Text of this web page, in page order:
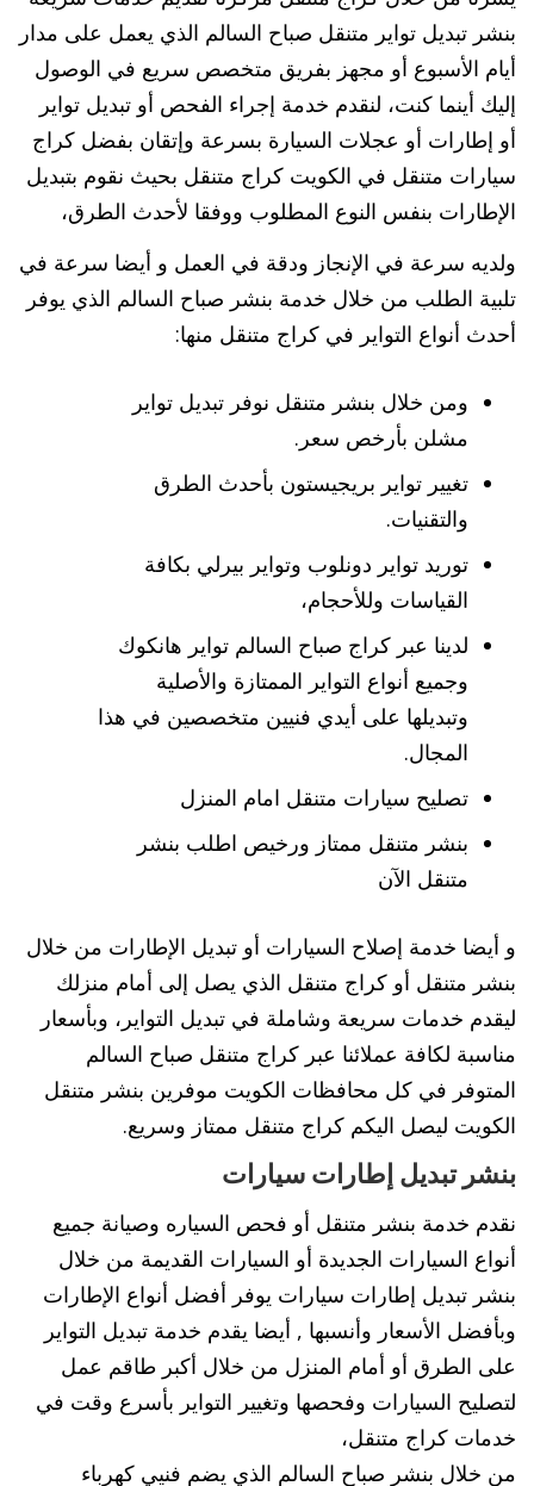
بنشر تبديل تواير متنقل صباح السالم الذي يعمل على مدار
أيام الأسبوع أو مجهز بفريق متخصص سريع في الوصول
إليك أينما كنت، لنقدم خدمة إجراء الفحص أو تبديل تواير
أو إطارات أو عجلات السيارة بسرعة وإتقان بفضل كراج
سيارات متنقل في الكويت كراج متنقل بحيث نقوم بتبديل
الإطارات بنفس النوع المطلوب ووفقا لأحدث الطرق،
ولديه سرعة في الإنجاز ودقة في العمل و أيضا سرعة في
تلبية الطلب من خلال خدمة بنشر صباح السالم الذي يوفر
أحدث أنواع التواير في كراج متنقل منها:
ومن خلال بنشر متنقل نوفر تبديل تواير
مشلن بأرخص سعر.
تغيير تواير بريجيستون بأحدث الطرق
والتقنيات.
توريد تواير دونلوب وتواير بيرلي بكافة
القياسات وللأحجام،
لدينا عبر كراج صباح السالم تواير هانكوك
وجميع أنواع التواير الممتازة والأصلية
وتبديلها على أيدي فنيين متخصصين في هذا
المجال.
تصليح سيارات متنقل امام المنزل
بنشر متنقل ممتاز ورخيص اطلب بنشر
متنقل الآن
و أيضا خدمة إصلاح السيارات أو تبديل الإطارات من خلال
بنشر متنقل أو كراج متنقل الذي يصل إلى أمام منزلك
ليقدم خدمات سريعة وشاملة في تبديل التواير، وبأسعار
مناسبة لكافة عملائنا عبر كراج متنقل صباح السالم
المتوفر في كل محافظات الكويت موفرين بنشر متنقل
الكويت ليصل اليكم كراج متنقل ممتاز وسريع.
بنشر تبديل إطارات سيارات
نقدم خدمة بنشر متنقل أو فحص السياره وصيانة جميع
أنواع السيارات الجديدة أو السيارات القديمة من خلال
بنشر تبديل إطارات سيارات يوفر أفضل أنواع الإطارات
وبأفضل الأسعار وأنسبها , أيضا يقدم خدمة تبديل التواير
على الطرق أو أمام المنزل من خلال أكبر طاقم عمل
لتصليح السيارات وفحصها وتغيير التواير بأسرع وقت في
خدمات كراج متنقل،
من خلال بنشر صباح السالم الذي يضم فنيي كهرباء